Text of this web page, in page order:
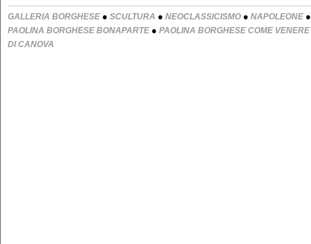
GALLERIA BORGHESE ● SCULTURA ● NEOCLASSICISMO ● NAPOLEONE
PAOLINA BORGHESE BONAPARTE ● PAOLINA BORGHESE COME
DI CANOVA